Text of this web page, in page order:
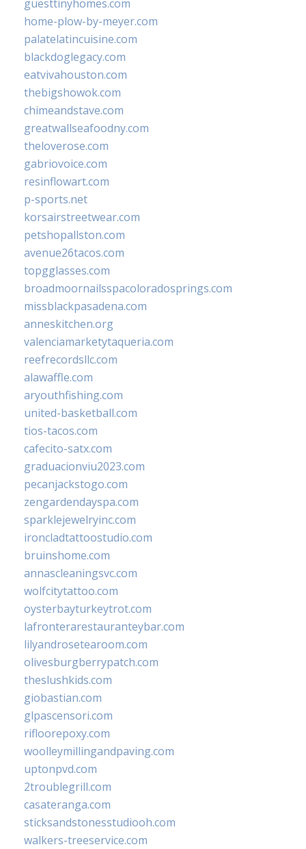
guesttinyhomes.com
home-plow-by-meyer.com
palatelatincuisine.com
blackdoglegacy.com
eatvivahouston.com
thebigshowok.com
chimeandstave.com
greatwallseafoodny.com
theloverose.com
gabriovoice.com
resinflowart.com
p-sports.net
korsairstreetwear.com
petshopallston.com
avenue26tacos.com
topgglasses.com
broadmoornailsspacoloradosprings.com
missblackpasadena.com
anneskitchen.org
valenciamarketytaqueria.com
reefrecordsllc.com
alawaffle.com
aryouthfishing.com
united-basketball.com
tios-tacos.com
cafecito-satx.com
graduacionviu2023.com
pecanjackstogo.com
zengardendayspa.com
sparklejewelryinc.com
ironcladtattoostudio.com
bruinshome.com
annascleaningsvc.com
wolfcitytattoo.com
oysterbayturkeytrot.com
lafronterarestauranteybar.com
lilyandrosetearoom.com
olivesburgberrypatch.com
theslushkids.com
giobastian.com
glpascensori.com
rifloorepoxy.com
woolleymillingandpaving.com
uptonpvd.com
2troublegrill.com
casateranga.com
sticksandstonesstudiooh.com
walkers-treeservice.com